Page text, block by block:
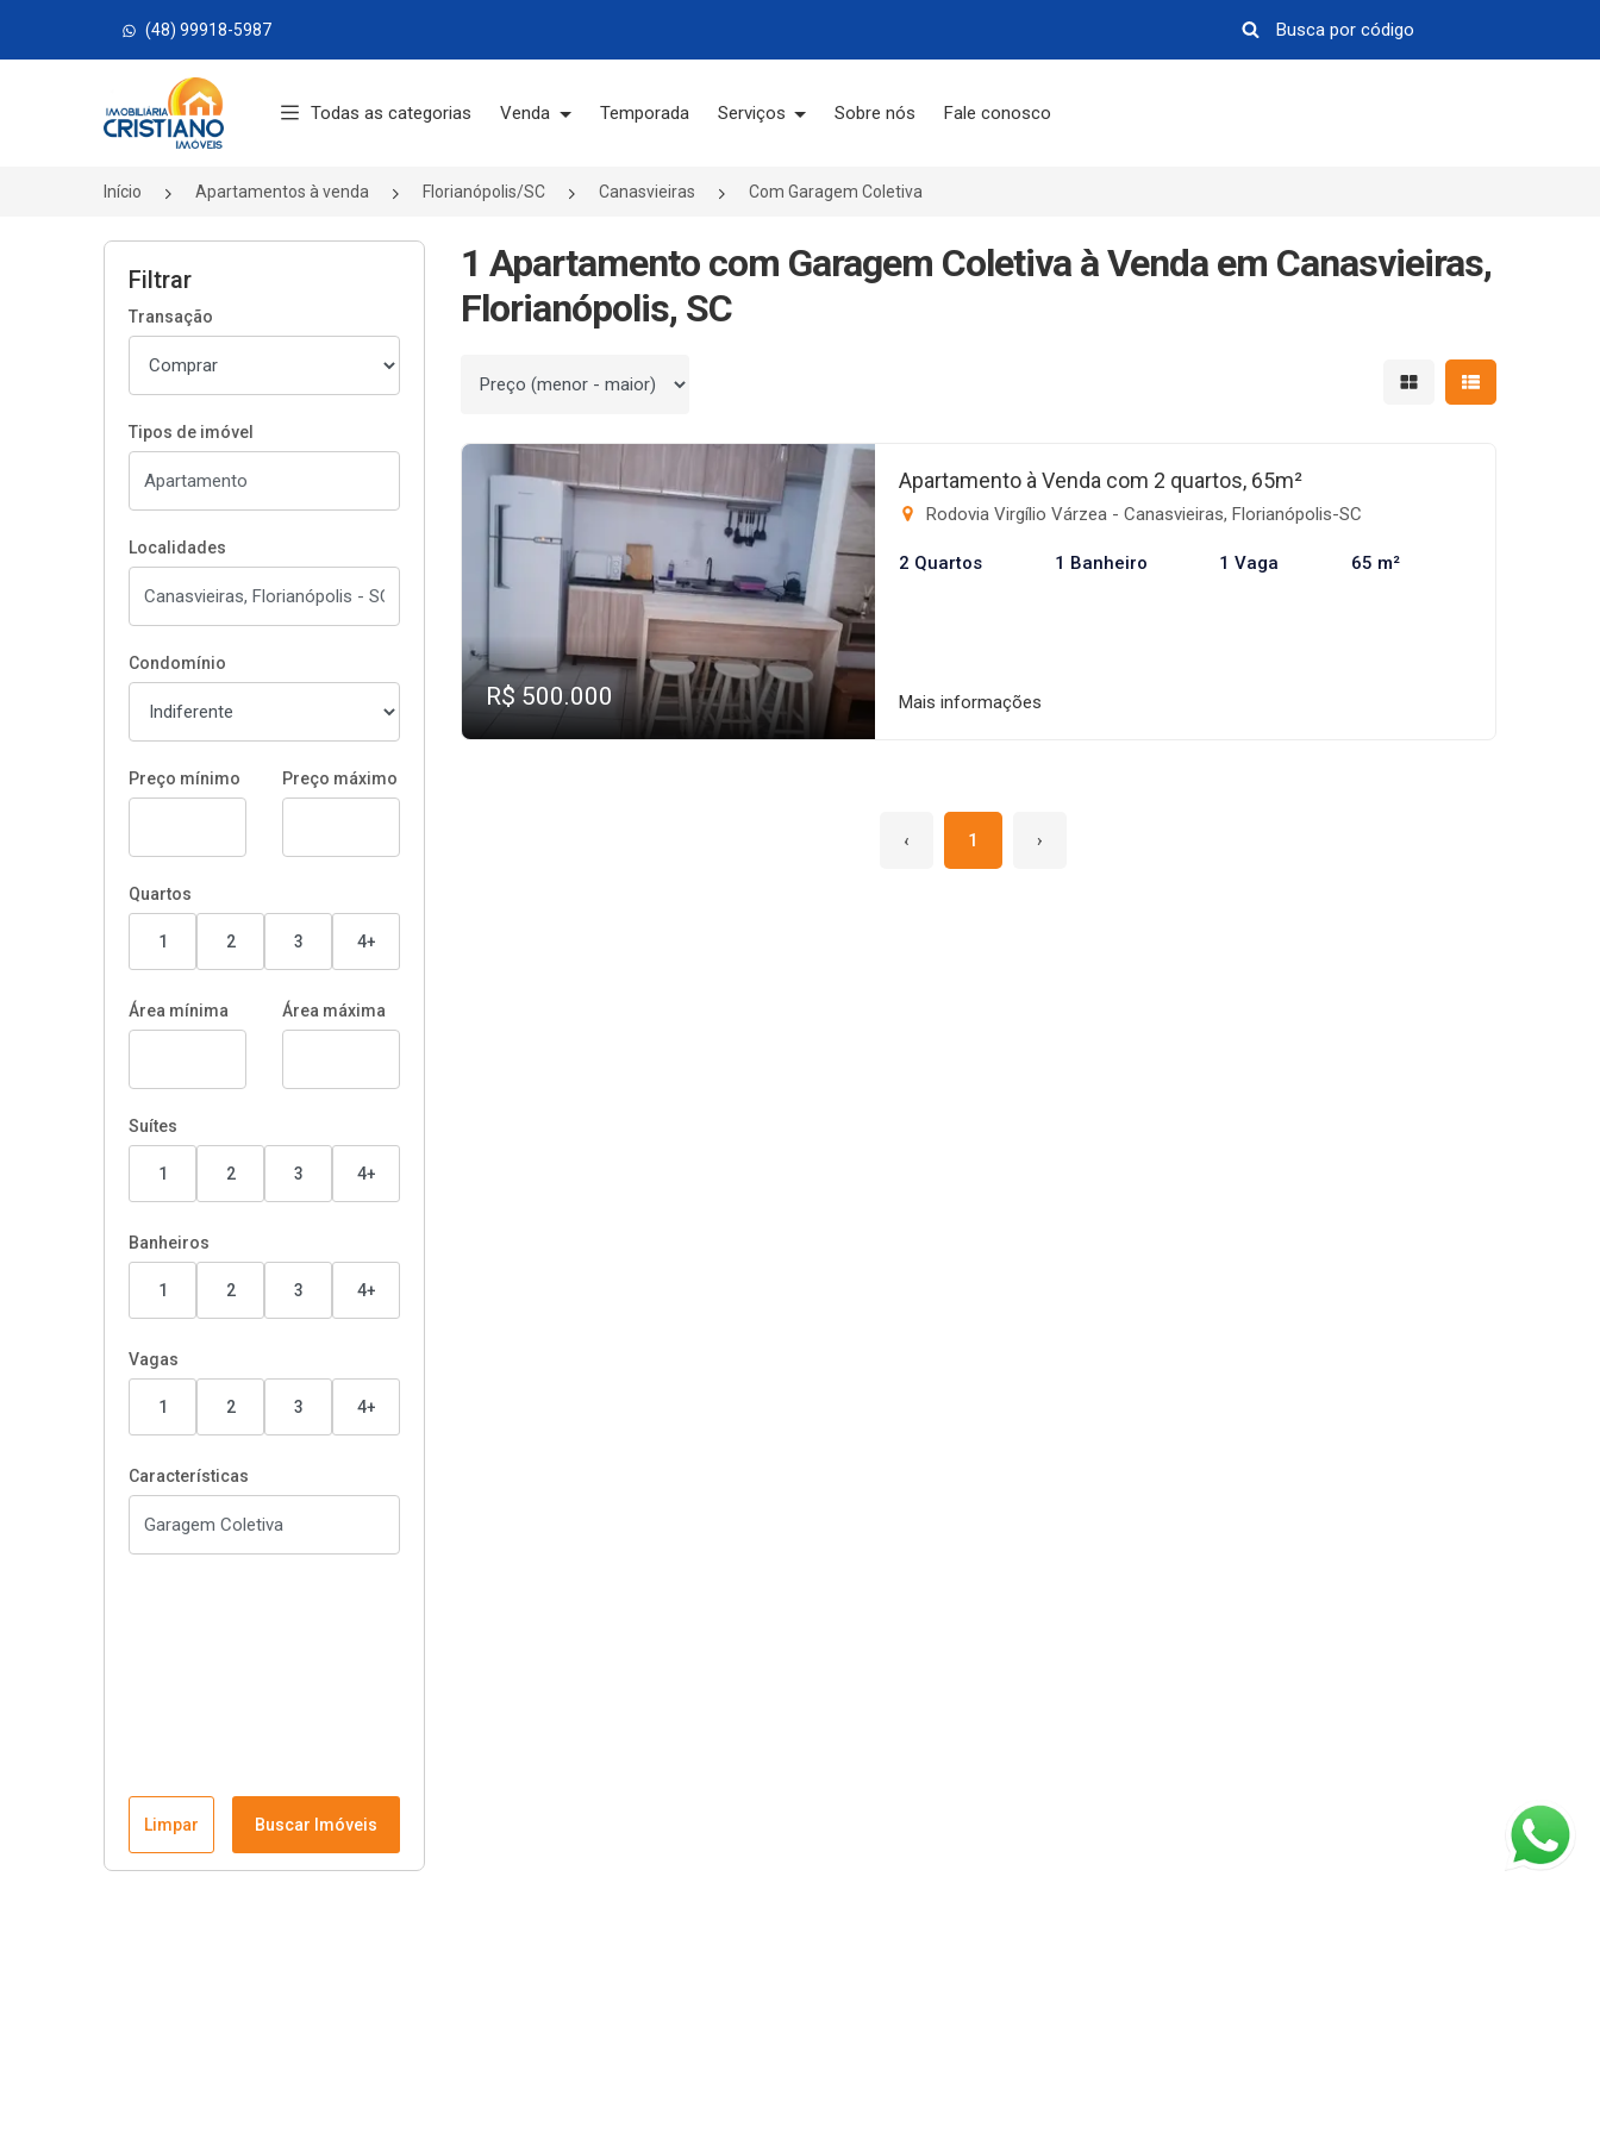
(48) 99918-5987
Página inicial
Todas as categorias Venda Temporada Serviços Sobre nós Fale conosco
Início Apartamentos à venda Florianópolis/SC Canasvieiras Com Garagem Coletiva
Filtrar
Transação
Tipos de imóvel
Localidades
Condomínio
Preço mínimo Preço máximo
Quartos
1 2 3 4+
Área mínima Área máxima
Suítes
1 2 3 4+
Banheiros
1 2 3 4+
Vagas
1 2 3 4+
Características
Limpar Buscar Imóveis
1 Apartamento com Garagem Coletiva à Venda em Canasvieiras,
Florianópolis, SC
Ordenar por Mostrar resultados em
Mostrar
R$ 500.000
Apartamento à Venda com 2 quartos, 65m²
Rodovia Virgílio Várzea - Canasvieiras, Florianópolis-SC
2 Quartos 1 Banheiro 1 Vaga 65 m²
Mais informações
‹ 1 ›